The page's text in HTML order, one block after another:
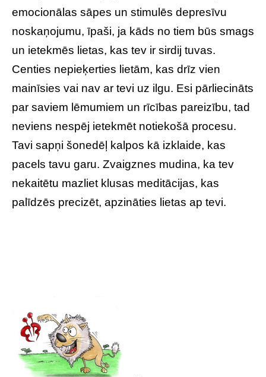
emocionālas sāpes un stimulēs depresīvu
noskaņojumu, īpaši, ja kāds no tiem būs smags
un ietekmēs lietas, kas tev ir sirdij tuvas.
Centies nepieķerties lietām, kas drīz vien
mainīsies vai nav ar tevi uz ilgu. Esi pārliecināts
par saviem lēmumiem un rīcības pareizību, tad
neviens nespēj ietekmēt notiekošā procesu.
Tavi sapņi šonedēļ kalpos kā izklaide, kas
pacels tavu garu. Zvaigznes mudina, ka tev
nekaitētu mazliet klusas meditācijas, kas
palīdzēs precizēt, apzināties lietas ap tevi.